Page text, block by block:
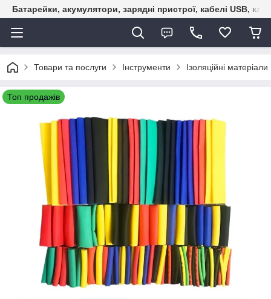
Батарейки, акумулятори, зарядні пристрої, кабелі USB,
Товари та послуги Інструменти Ізоляційні матеріали
Топ продажів